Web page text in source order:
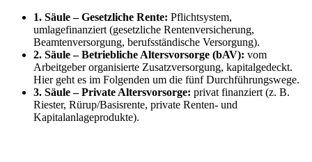
1. Säule – Gesetzliche Rente: Pflichtsystem,
umlagefinanziert (gesetzliche Rentenversicherung,
Beamtenversorgung, berufsständische Versorgung).
2. Säule – Betriebliche Altersvorsorge (bAV): vom
Arbeitgeber organisierte Zusatzversorgung, kapitalgedeckt.
Hier geht es im Folgenden um die fünf Durchführungswege.
3. Säule – Private Altersvorsorge: privat finanziert (z. B.
Riester, Rürup/Basisrente, private Renten- und
Kapitalanlageprodukte).